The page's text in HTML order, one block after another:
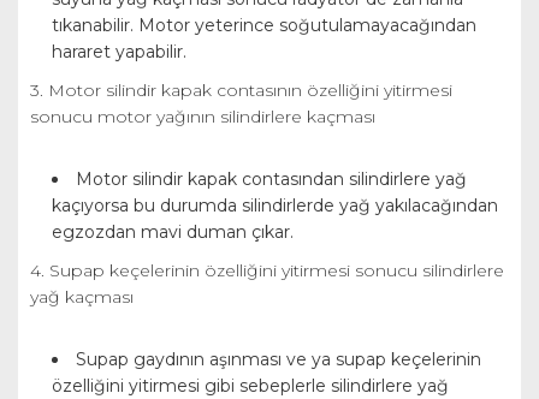
tıkanabilir. Motor yeterince soğutulamayacağından
hararet yapabilir.
3. Motor silindir kapak contasının özelliğini yitirmesi
sonucu motor yağının silindirlere kaçması
Motor silindir kapak contasından silindirlere yağ
kaçıyorsa bu durumda silindirlerde yağ yakılacağından
egzozdan mavi duman çıkar.
4. Supap keçelerinin özelliğini yitirmesi sonucu silindirlere
yağ kaçması
Supap gaydının aşınması ve ya supap keçelerinin
özelliğini yitirmesi gibi sebeplerle silindirlere yağ